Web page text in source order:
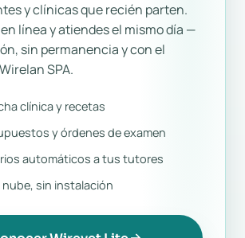
y clínicas que recién parten.
línea y atiendes el mismo día —
sin permanencia y con el
SPA.
clínica y recetas
y órdenes de examen
automáticos a tus tutores
nube, sin instalación